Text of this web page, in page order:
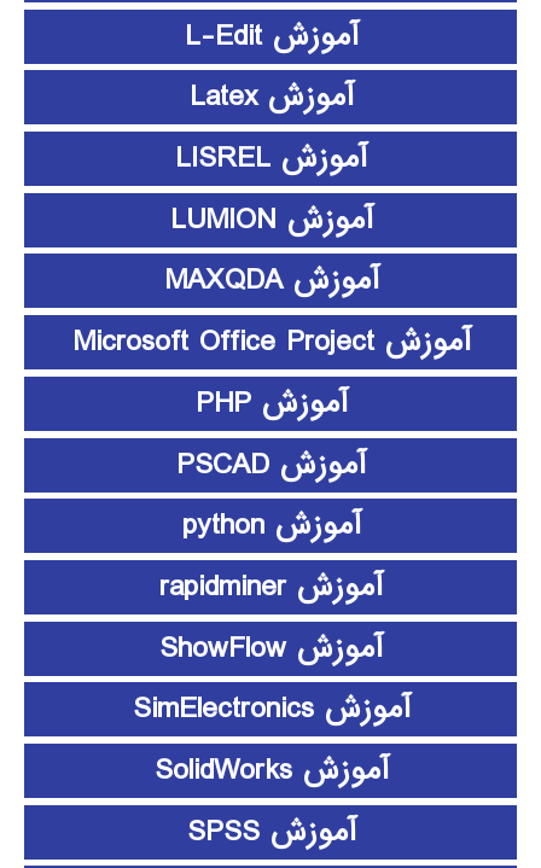
آموزش L-Edit
آموزش Latex
آموزش LISREL
آموزش LUMION
آموزش MAXQDA
آموزش Microsoft Office Project
آموزش PHP
آموزش PSCAD
آموزش python
آموزش rapidminer
آموزش ShowFlow
آموزش SimElectronics
آموزش SolidWorks
آموزش SPSS